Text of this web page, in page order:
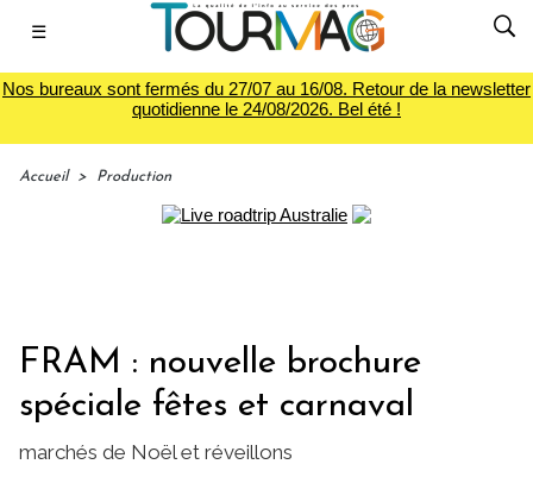
☰
Nos bureaux sont fermés du 27/07 au 16/08. Retour de la newsletter
quotidienne le 24/08/2026. Bel été !
Accueil > Production
FRAM : nouvelle brochure
spéciale fêtes et carnaval
marchés de Noël et réveillons